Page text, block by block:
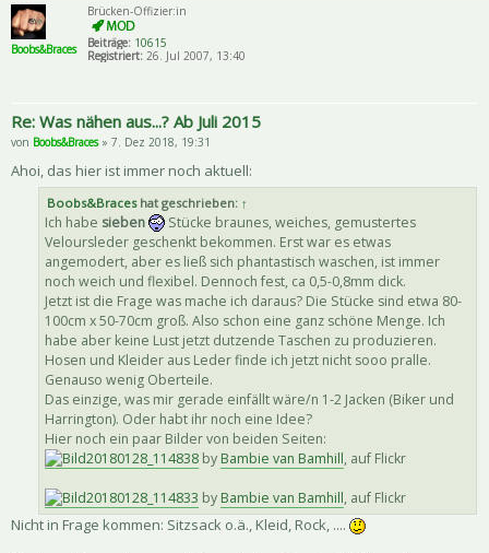
Boobs&Braces
Brücken-Offizier:in
Beiträge: 10615
Registriert: 26. Jul 2007, 13:40
Re: Was nähen aus...? Ab Juli 2015
von Boobs&Braces» 7. Dez 2018, 19:31
Ahoi, das hier ist immer noch aktuell:
Boobs&Braceshat geschrieben: ↑
Ich habe sieben
Stücke braunes, weiches, gemustertes
Veloursleder geschenkt bekommen. Erst war es etwas
angemodert, aber es ließ sich phantastisch waschen, ist immer
noch weich und flexibel. Dennoch fest, ca 0,5-0,8mm dick.
Jetzt ist die Frage was mache ich daraus? Die Stücke sind etwa 80-
100cm x 50-70cm groß. Also schon eine ganz schöne Menge. Ich
habe aber keine Lust jetzt dutzende Taschen zu produzieren.
Hosen und Kleider aus Leder finde ich jetzt nicht sooo pralle.
Genauso wenig Oberteile.
Das einzige, was mir gerade einfällt wäre/n 1-2 Jacken (Biker und
Harrington). Oder habt ihr noch eine Idee?
Hier noch ein paar Bilder von beiden Seiten:
20180128_114838 by Bambie van Bamhill, auf Flickr
20180128_114833 by Bambie van Bamhill, auf Flickr
Nicht in Frage kommen: Sitzsack o.ä., Kleid, Rock, ....